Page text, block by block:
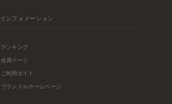
インフォメーション
ランキング
会員ページ
ご利用ガイド
フランドルホームページ